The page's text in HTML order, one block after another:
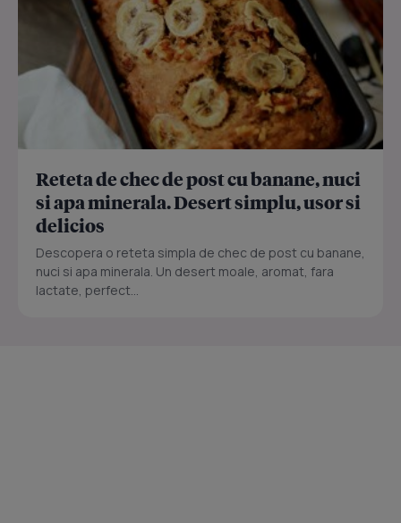
Reteta de chec de post cu banane, nuci
si apa minerala. Desert simplu, usor si
delicios
Descopera o reteta simpla de chec de post cu banane,
nuci si apa minerala. Un desert moale, aromat, fara
lactate, perfect...